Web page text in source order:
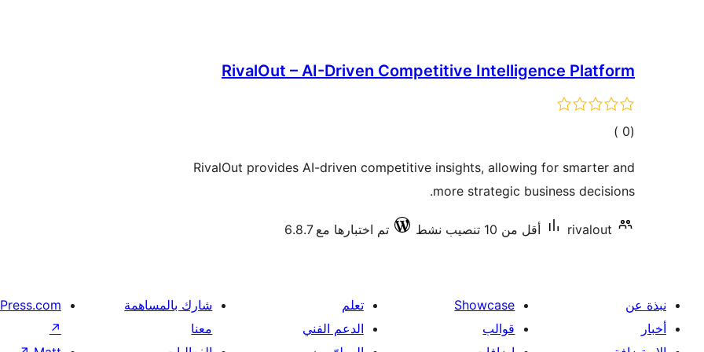
RivalOut – AI-Driven Competitive Intelligence Platform
(0
إجمالي)
RivalOut provides AI-driven competitive insights, allowing for smarter and
more strategic business decisions.
rivalout أقل من 10 تنصيب نشط تم اختبارها مع 6.8.7
نبذة عن
أخبار
Showcase
قوالب
تعلم
الدعم الفني
شارك بالمساهمة
معنا
↗